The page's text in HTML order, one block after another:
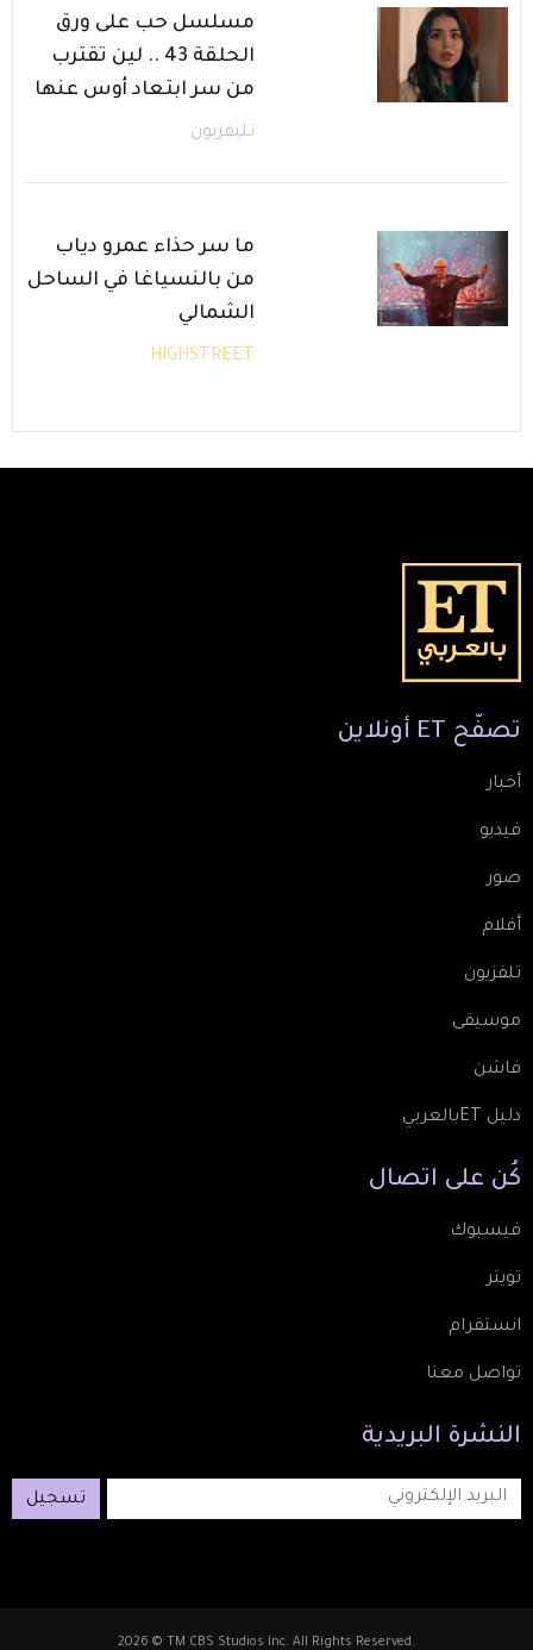
مسلسل حب على ورق
الحلقة 43 .. لين تقترب
من سر ابتعاد أوس عنها
تليفزيون
ما سر حذاء عمرو دياب
من بالنسياغا في الساحل
الشمالي
HIGHSTREET
تصفّح ET أونلاين
أخبار
فيديو
صور
أفلام
تلفزيون
موسيقى
فاشن
دليل ETبالعربي
كُن على اتصال
فيسبوك
تويتر
انستقرام
تواصل معنا
النشرة البريدية
تسجيل
2026 © TM CBS Studios Inc. All Rights Reserved.